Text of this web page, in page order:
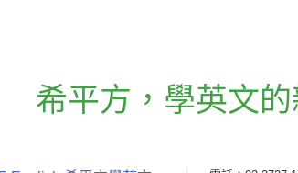
希平方 ， 學英文